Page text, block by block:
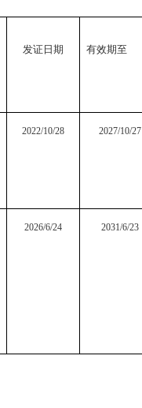
发证日期 有效期至
2022/10/28 2027/10/27
2026/6/24 2031/6/23